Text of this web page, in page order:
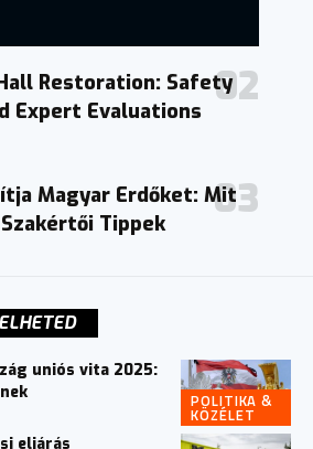
Restoration: Safety
Expert Evaluations
Magyar Erdőket: Mit
Tippek
POLITIKA &
KÖZÉLET
uniós vita 2025:
eljárás